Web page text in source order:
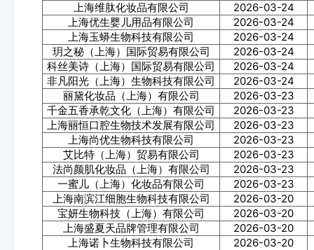
上海维肽化妆品有限公司
2026-03-24
上海优生婴儿用品有限公司
2026-03-24
上海玉蟒生物科技有限公司
2026-03-24
玥之秘（上海）国际贸易有限公司
2026-03-24
科丝美诗（上海）国际贸易有限公司
2026-03-24
非凡阳光（上海）生物科技有限公司
2026-03-24
丽黛化妆品（上海）有限公司
2026-03-23
千金五香承乾文化（上海）有限公司
2026-03-23
上海丽恒口腔生物技术发展有限公司
2026-03-23
上海尚优生物科技有限公司
2026-03-23
艾比特（上海）贸易有限公司
2026-03-23
法尚颜肌化妆品（上海）有限公司
2026-03-23
一蜜儿（上海）化妆品有限公司
2026-03-23
上海南滨江细胞生物科技有限公司
2026-03-20
宝妍生物科技（上海）有限公司
2026-03-20
上海盛夏天品牌管理有限公司
2026-03-20
上海诺卜生物科技有限公司
2026-03-20